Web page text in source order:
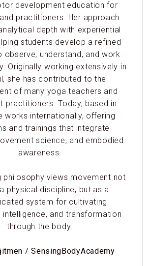
development education for
practitioners. Her approach
depth with experiential
students develop a refined
observe, understand, and work
Originally working extensively in
she has contributed to the
of many yoga teachers and
practitioners. Today, based in
works internationally, offering
and trainings that integrate
science, and embodied
awareness.
philosophy views movement not
physical discipline, but as a
system for cultivating
intelligence, and transformation
through the body.
/ SensingBodyAcademy